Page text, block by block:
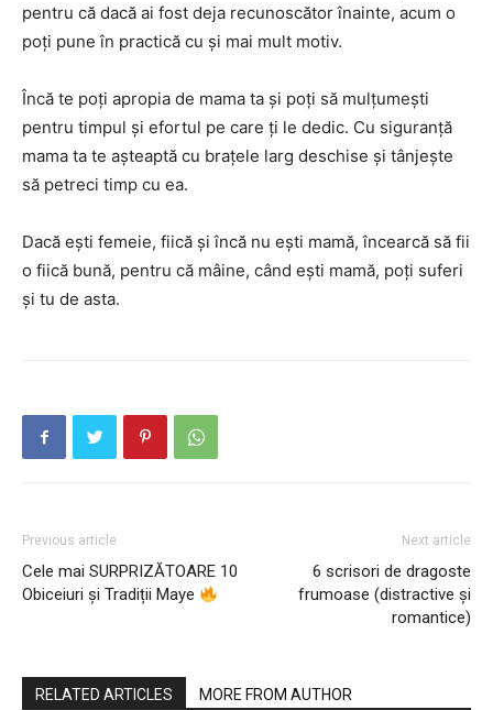
pentru că dacă ai fost deja recunoscător înainte, acum o
poți pune în practică cu și mai mult motiv.
Încă te poți apropia de mama ta și poți să mulțumești
pentru timpul și efortul pe care ți le dedic. Cu siguranță
mama ta te așteaptă cu brațele larg deschise și tânjește
să petreci timp cu ea.
Dacă ești femeie, fiică și încă nu ești mamă, încearcă să fii
o fiică bună, pentru că mâine, când ești mamă, poți suferi
și tu de asta.
Previous article
Cele mai SURPRIZĂTOARE 10
Obiceiuri și Tradiții Maye
Next article
6 scrisori de dragoste
frumoase (distractive și
romantice)
RELATED ARTICLES MORE FROM AUTHOR